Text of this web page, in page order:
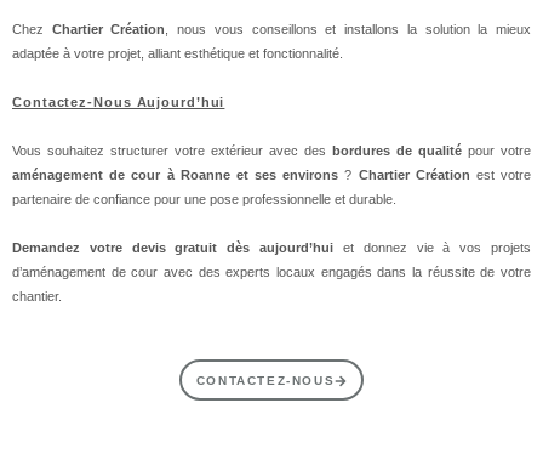
Chez Chartier Création
, nous vous conseillons et installons la solution la mieux
adaptée à votre projet, alliant esthétique et fonctionnalité.
Contactez-Nous Aujourd’hui
Vous souhaitez structurer votre extérieur avec des bordures de qualité pour votre
aménagement de cour à Roanne et ses environs ? Chartier Création est votre
partenaire de confiance pour une pose professionnelle et durable.
Demandez votre devis gratuit dès aujourd’hui et donnez vie à vos projets
d’aménagement de cour avec des experts locaux engagés dans la réussite de votre
chantier.
CONTACTEZ-NOUS